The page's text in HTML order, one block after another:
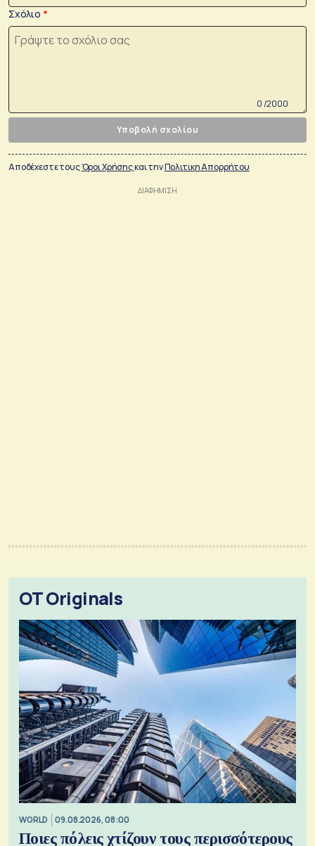
Σχόλιο
0 /2000
Υποβολή σχολίου
Αποδέχεστε τουςΌροι Χρήσηςκαι τηνΠολιτικη Απορρήτου
OT Originals
WORLD 09.08.2026, 08:00
Ποιες πόλεις χτίζουν τους περισσότερους